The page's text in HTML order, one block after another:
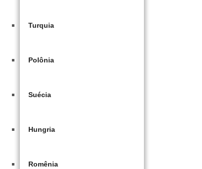
Turquia
Polônia
Suécia
Hungria
Romênia